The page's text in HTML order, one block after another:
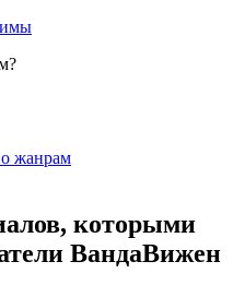
жанрам
которыми
ВандаВижен